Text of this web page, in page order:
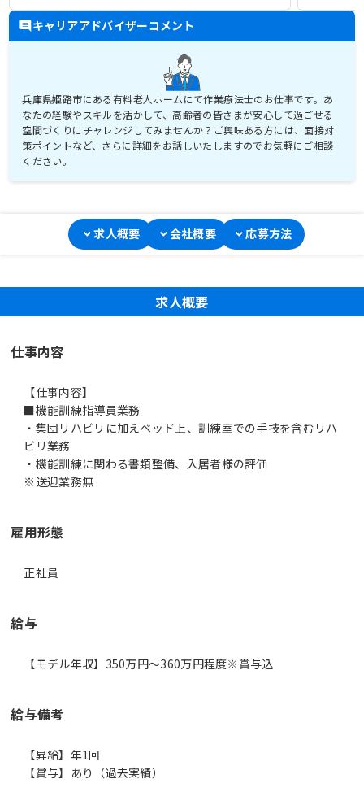
キャリアアドバイザーコメント
兵庫県姫路市にある有料老人ホームにて作業療法士のお仕事です。あ
なたの経験やスキルを活かして、高齢者の皆さまが安心して過ごせる
空間づくりにチャレンジしてみませんか？ご興味ある方には、面接対
策ポイントなど、さらに詳細をお話しいたしますのでお気軽にご相談
ください。
求人概要 会社概要 応募方法
求人概要
仕事内容
【仕事内容】
■機能訓練指導員業務
・集団リハビリに加えベッド上、訓練室での手技を含むリハ
ビリ業務
・機能訓練に関わる書類整備、入居者様の評価
※送迎業務無
雇用形態
正社員
給与
【モデル年収】350万円〜360万円程度※賞与込
給与備考
【昇給】年1回
【賞与】あり（過去実績）